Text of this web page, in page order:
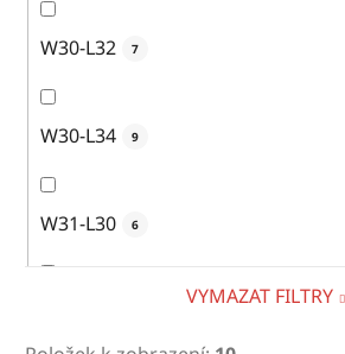
W30-L32 7
W30-L34 9
W31-L30 6
VYMAZAT FILTRY